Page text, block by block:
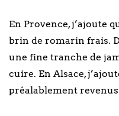
En Provence, j’ajoute
brin de romarin frais.
une fine tranche de
cuire. En Alsace,
préalablement